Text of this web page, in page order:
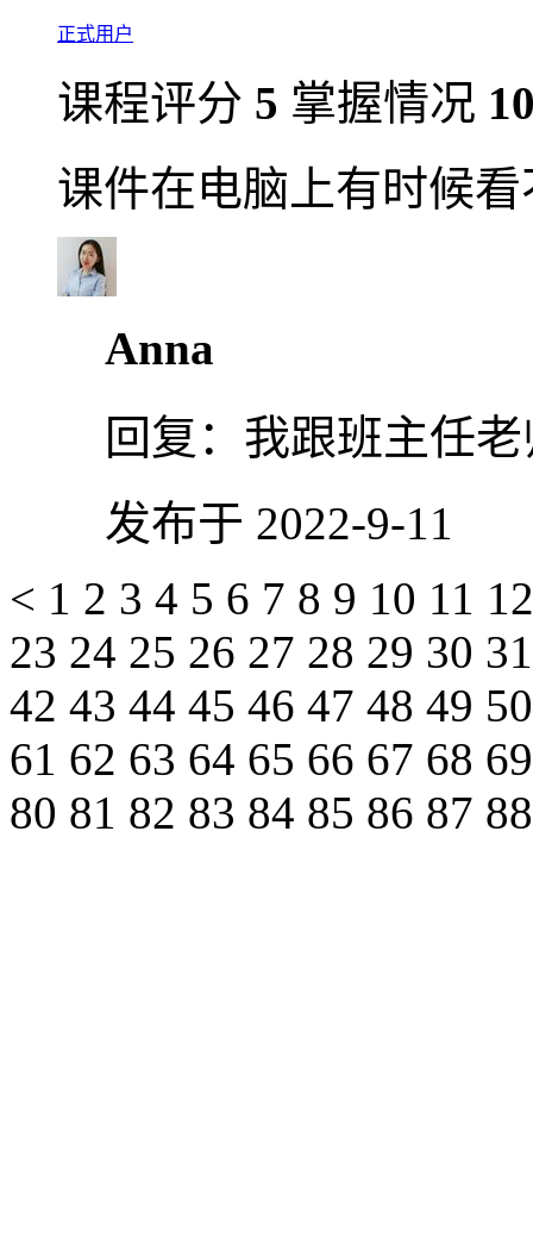
正式用户
课程评分 5 掌握情况
课件在电脑上有时候
Anna
回复： 我跟班主任
发布于 2022-9-11
< 1 2 3 4 5 6 7 8 9 10 11
23 24 25 26 27 28 29 30
42 43 44 45 46 47 48 49
61 62 63 64 65 66 67 68
80 81 82 83 84 85 86 87